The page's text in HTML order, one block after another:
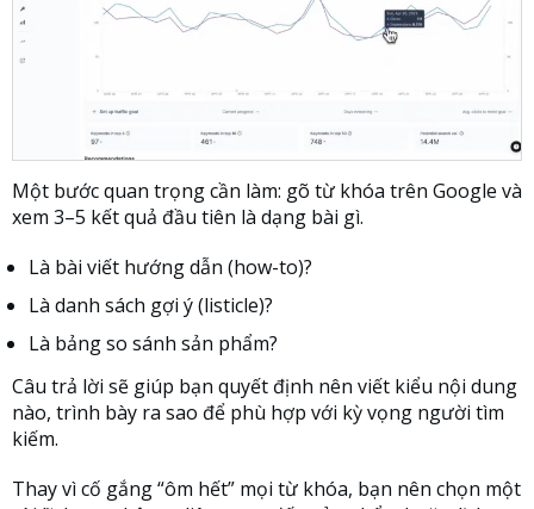
Một bước quan trọng cần làm: gõ từ khóa trên Google và
xem 3–5 kết quả đầu tiên là dạng bài gì.
Là bài viết hướng dẫn (how-to)?
Là danh sách gợi ý (listicle)?
Là bảng so sánh sản phẩm?
Câu trả lời sẽ giúp bạn quyết định nên viết kiểu nội dung
nào, trình bày ra sao để phù hợp với kỳ vọng người tìm
kiếm.
Thay vì cố gắng “ôm hết” mọi từ khóa, bạn nên chọn một